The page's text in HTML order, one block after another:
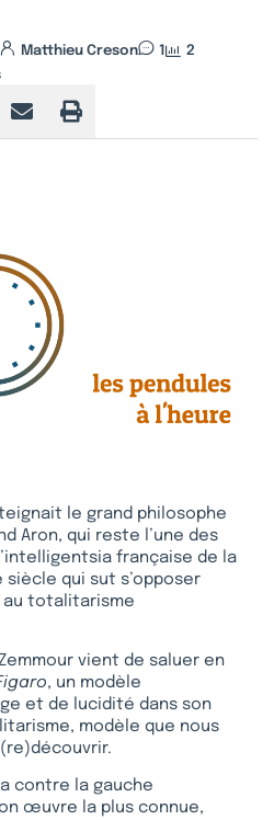
Matthieu Creson 1
2
le grand philosophe
Aron, qui reste l’une des
française de la
siècle qui sut s’opposer
totalitarisme
vient de saluer en
, un modèle
et de lucidité dans son
modèle que nous
contre la gauche
œuvre la plus connue,